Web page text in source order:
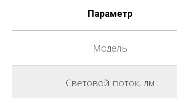
Параметр
Модель
Световой поток, лм